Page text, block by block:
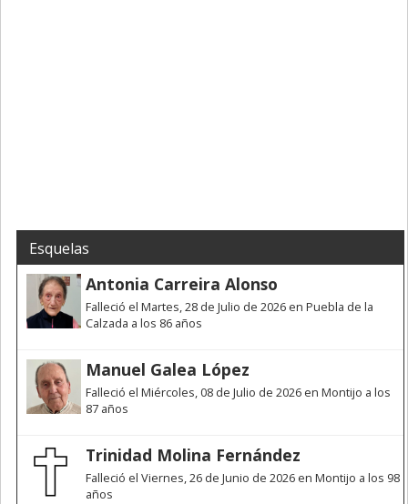
Esquelas
Antonia Carreira Alonso
Falleció el Martes, 28 de Julio de 2026 en Puebla de la
Calzada a los 86 años
Manuel Galea López
Falleció el Miércoles, 08 de Julio de 2026 en Montijo a los
87 años
Trinidad Molina Fernández
Falleció el Viernes, 26 de Junio de 2026 en Montijo a los 98
años